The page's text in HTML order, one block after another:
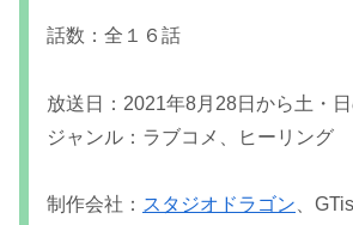
話数：全１６話
放送日：2021年8月28日から土・
ジャンル：ラブコメ、ヒーリング
制作会社： スタジオドラゴン、